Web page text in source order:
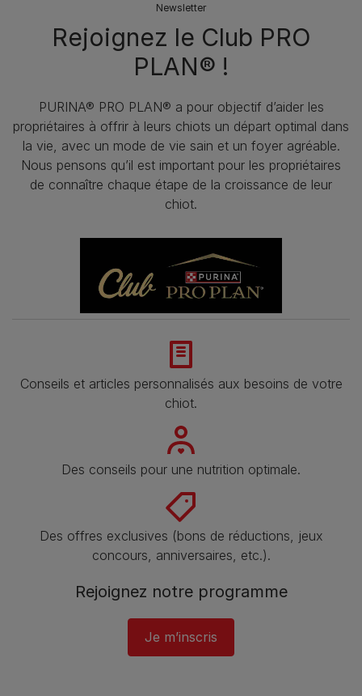
Newsletter
Rejoignez le Club PRO
PLAN® !
PURINA® PRO PLAN® a pour objectif d’aider les
propriétaires à offrir à leurs chiots un départ optimal dans
la vie, avec un mode de vie sain et un foyer agréable.
Nous pensons qu’il est important pour les propriétaires
de connaître chaque étape de la croissance de leur
chiot.
Conseils et articles personnalisés aux besoins de votre
chiot.
Des conseils pour une nutrition optimale.
Des offres exclusives (bons de réductions, jeux
concours, anniversaires, etc.).
Rejoignez notre programme​
Je m’inscris